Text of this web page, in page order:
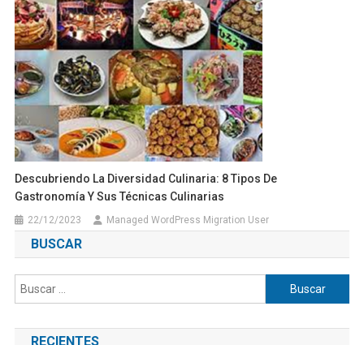
Descubriendo La Diversidad Culinaria: 8 Tipos De
Gastronomía Y Sus Técnicas Culinarias
22/12/2023 Managed WordPress Migration User
BUSCAR
Buscar:
RECIENTES